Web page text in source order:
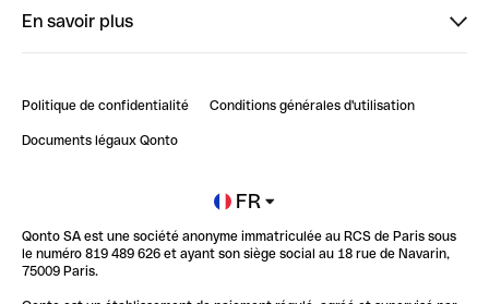
ClubQonto
Impact de l'IA sur les carrières/productivité
En savoir plus
Blog
Newsroom
Glossaire finance
Politique de confidentialité Conditions générales d'utilisation
Documents légaux Qonto
FR
Qonto SA est une société anonyme immatriculée au RCS de Paris sous
le numéro 819 489 626 et ayant son siège social au 18 rue de Navarin,
75009 Paris.